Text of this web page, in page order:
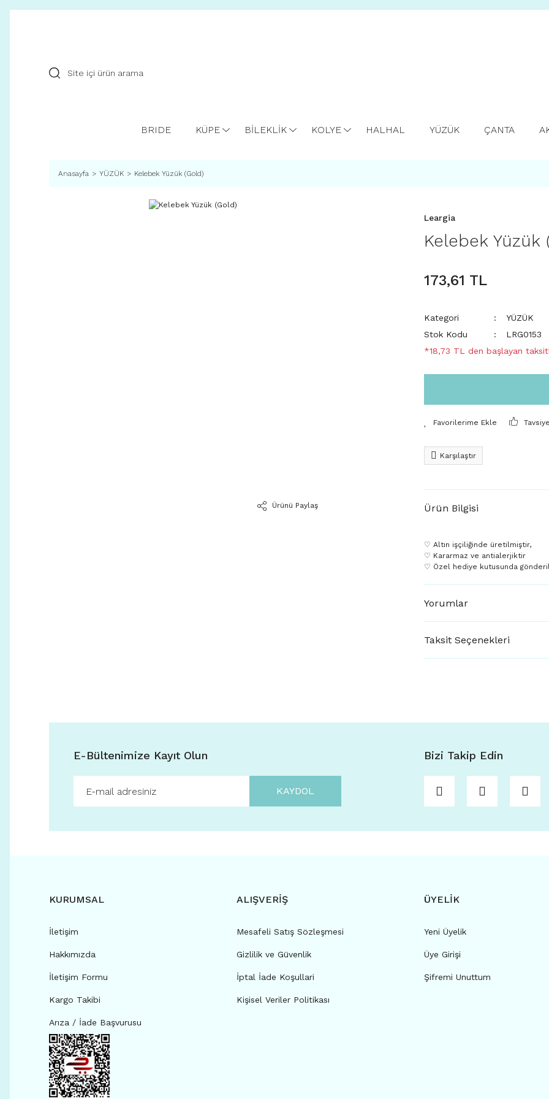
BRIDE KÜPE BİLEKLİK KOLYE HALHAL YÜZÜK ÇANTA
Anasayfa YÜZÜK Kelebek Yüzük (Gold)
Ürünü Paylaş
Leargia
Kelebek Yüzük
173,61 TL
Kategori
YÜZÜK
Stok Kodu
LRG0153
*18,73 TL den başlayan
Karşılaştır
Ürün Bilgisi
♡ Altın işçiliğinde üretilmiştir,
♡ Kararmaz ve antialerjiktir
♡ Özel hediye kutusunda
Yorumlar
Taksit Seçenekleri
E-Bültenimize Kayıt Olun
KAYDOL
Bizi Takip Edin
KURUMSAL
İletişim
Hakkımızda
İletişim Formu
Kargo Takibi
Arıza / İade Başvurusu
ALIŞVERİŞ
Mesafeli Satış Sözleşmesi
Gizlilik ve Güvenlik
İptal İade Koşullari
Kişisel Veriler Politikası
ÜYELİK
Yeni Üyelik
Üye Girişi
Şifremi Unuttum